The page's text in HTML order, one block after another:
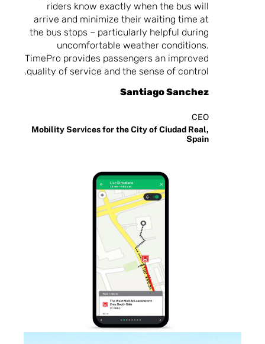
riders know exactly when the bus will
arrive and minimize their waiting time at
the bus stops – particularly helpful during
uncomfortable weather conditions.
TimePro provides passengers an improved
quality of service and the sense of control.
Santiago Sanchez
CEO
Mobility Services for the City of Ciudad Real,
Spain